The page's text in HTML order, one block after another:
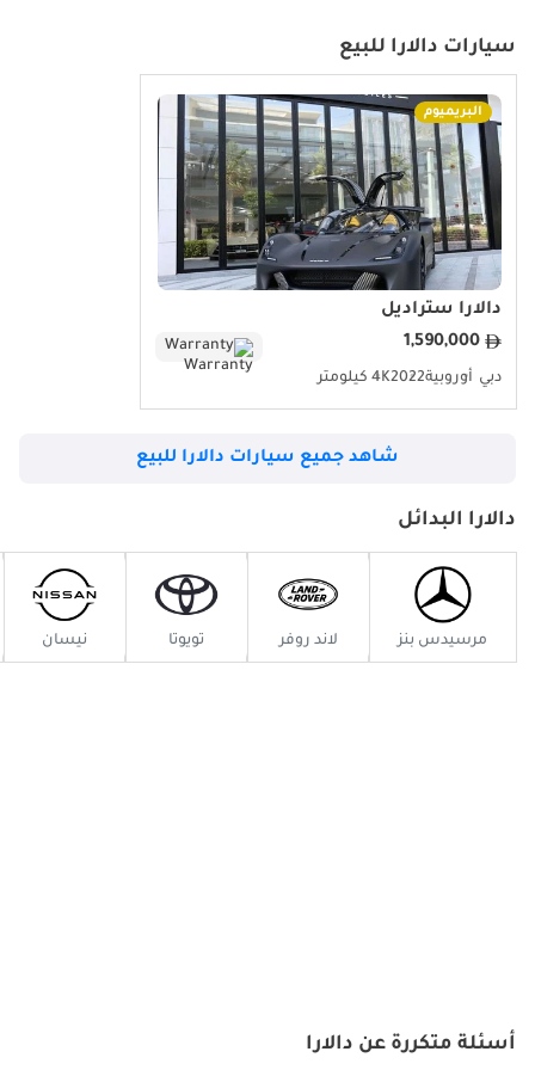
هيكل دالارا F2/F3 - على الرغم من أنها ليست سيارات مخصصة للطرقات،
ذلك سباقات الفورمولا 4 المتنامية في الإمارات العربية المتحدة وسباقات
الحلبات.
الميزات المميزة لسيارات دالارا
هندسة خفيفة الوزن - جميع سيارات دالارا مصنوعة بهيكل أحادي من ألياف
الكربون، مع إعطاء الأولوية لخفة الوزن وصلابة الهيكل.
ديناميكا هوائية مستوحاة من السباقات - من مشتتات الهواء الأمامية إلى
الأجنحة الخلفية النشطة، صُممت سيارات دالارا مع مراعاة قوة الدفع
السفلية والثبات عند السرعات العالية.
مقصورة قيادة بسيطة - تُركز المقصورة الداخلية على الأساسيات: مقاعد
تجربة قيادة متكاملة - خيارات ناقل الحركة اليدوي، بدون نظام توجيه معزز،
ومساعدات السائق البسيطة تضع التحكم الكامل بين يدي السائق.
إرث دالارا العريق في رياضة السيارات - تُقدم دالارا عقودًا من الخبرة في
وتحسين الأداء.
سيارات دالارا للبيع
البريميوم
دالارا ستراديل
1,590,000
Warranty
دبي أوروبية20224K كيلومتر
شاهد جميع سيارات دالارا للبيع
دالارا البدائل
مرسيدس بنز لاند روفر تويوتا نيسان
أسئلة متكررة عن دالارا